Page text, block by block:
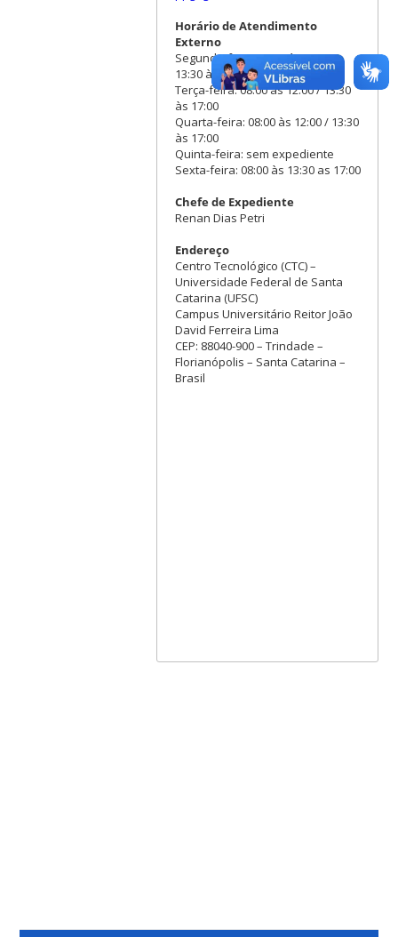
Horário de Atendimento
Externo
Segunda-feira: 08:00 às 12:00 /
13:30 às 17:00
Terça-feira: 08:00 às 12:00 / 13:30
às 17:00
Quarta-feira: 08:00 às 12:00 / 13:30
às 17:00
Quinta-feira: sem expediente
Sexta-feira: 08:00 às 13:30 as 17:00
Chefe de Expediente
Renan Dias Petri
Endereço
Centro Tecnológico (CTC) –
Universidade Federal de Santa
Catarina (UFSC)
Campus Universitário Reitor João
David Ferreira Lima
CEP: 88040-900 – Trindade –
Florianópolis – Santa Catarina –
Brasil